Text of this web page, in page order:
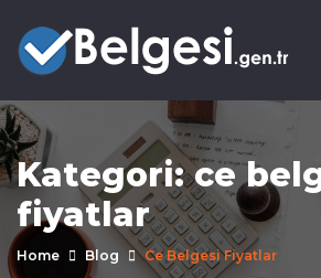
Kategori:ce
fiyatlar
Home Blog Ce Belgesi Fiyatlar